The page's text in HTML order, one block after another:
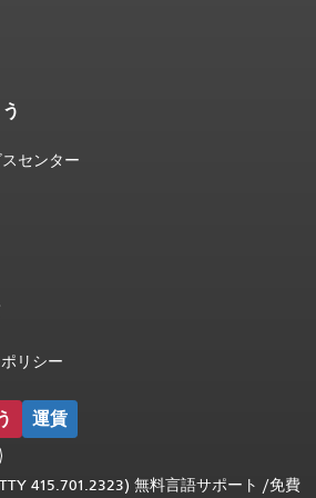
センター
リシー
運賃
415.701.2323) 無料言語サポート /免費